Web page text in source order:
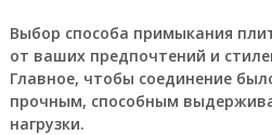
Выбор способа примыкания
от ваших предпочтений и
Главное, чтобы соединение
прочным, способным
нагрузки.